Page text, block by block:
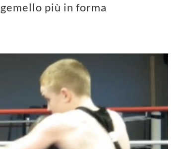
più in forma